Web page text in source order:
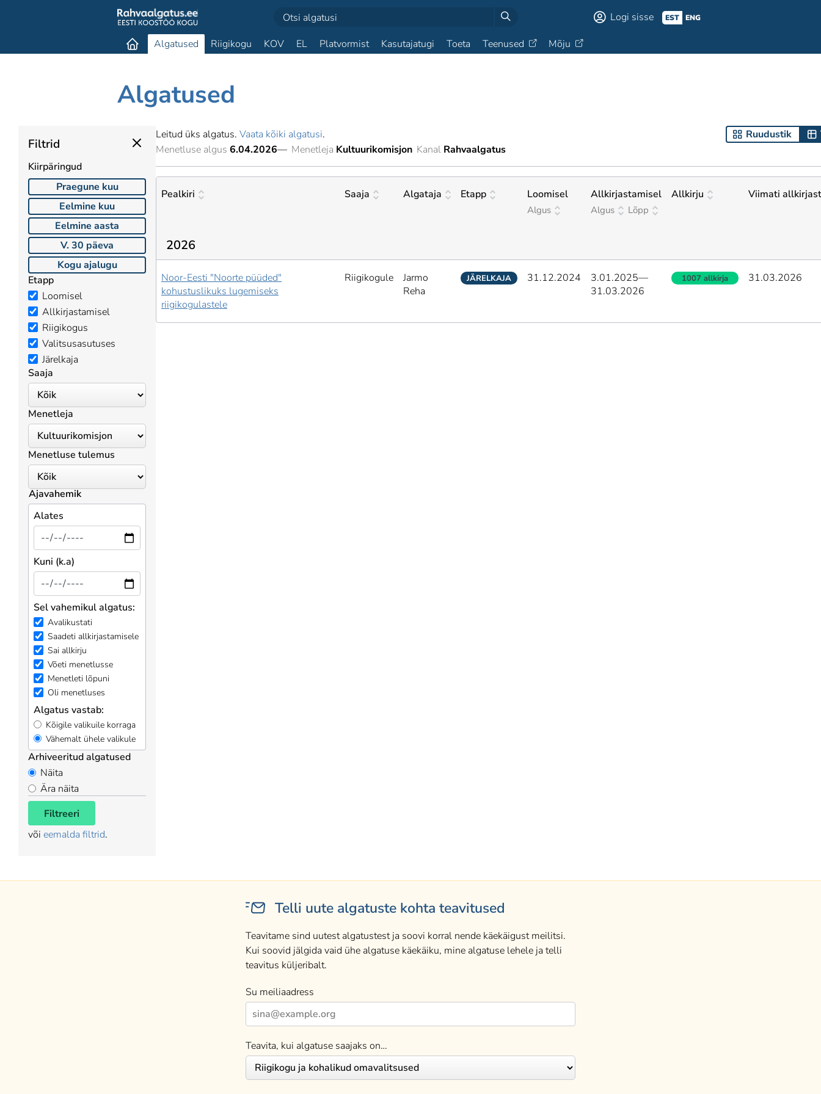
Logi sisse EST ENG
Algatused Riigikogu KOV EL Platvormist Kasutajatugi Toeta Teenused Mõju
Algatused
Filtrid
Kiirpäringud
Praegune kuu
Eelmine kuu
Eelmine aasta
V. 30 päeva
Kogu ajalugu
Etapp
Loomisel
Allkirjastamisel
Riigikogus
Valitsusasutuses
Järelkaja
Saaja
Menetleja
Menetluse tulemus
Ajavahemik
Alates
Kuni (k.a)
Sel vahemikul algatus:
Avalikustati
Saadeti allkirjastamisele
Sai allkirju
Võeti menetlusse
Menetleti lõpuni
Oli menetluses
Algatus vastab:
Kõigile valikuile korraga
Vähemalt ühele valikule
Arhiveeritud algatused
Näita
Ära näita
Filtreeri
või eemalda filtrid.
Leitud üks algatus. Vaata kõiki algatusi. Ruudustik
Menetluse algus 6.04.2026— Menetleja Kultuurikomisjon Kanal Rahvaalgatus
Pealkiri Saaja Algataja Etapp Loomisel
Algus
Allkirjastamisel
Algus Lõpp
Allkirju Viimati
2026
Noor-Eesti "Noorte püüded"
kohustuslikuks lugemiseks
riigikogulastele
Riigikogule
Jarmo
Reha
JÄRELKAJA 31.12.2024 3.01.2025—
31.03.2026
1007 allkirja 31.03.2026
Telli uute algatuste kohta teavitused
Teavitame sind uutest algatustest ja soovi korral nende käekäigust meilitsi.
Kui soovid jälgida vaid ühe algatuse käekäiku, mine algatuse lehele ja telli
teavitus küljeribalt.
Su meiliaadress
Teavita, kui algatuse saajaks on…